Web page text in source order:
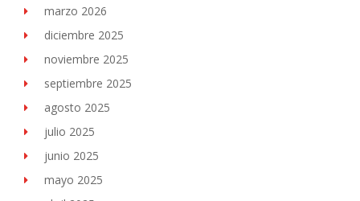
marzo 2026
diciembre 2025
noviembre 2025
septiembre 2025
agosto 2025
julio 2025
junio 2025
mayo 2025